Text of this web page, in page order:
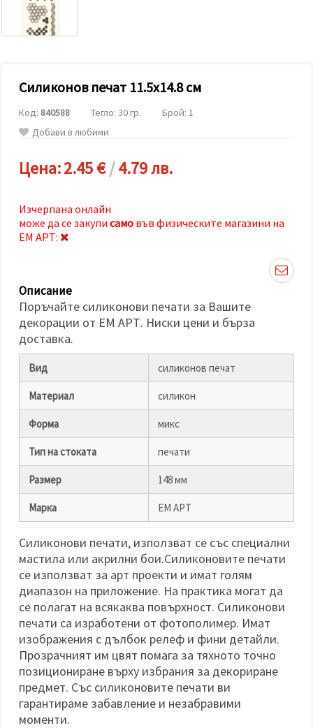
релевантно
съдържание
и реклами,
включително
за анализ
използваме
всички
натиснеш
"Приеми
всички!"
"Настройки",
като
избереш
дадения
"бисквитки"
и кликнеш
бутона
"Запази"
всички
Настройки
бисквитките
Силиконов печат 11.5x14.8 см
Код: 840588 Тегло: 30 гр.
Брой: 1
Добави в любими
Цена:2.45 €/4.79 лв.
Изчерпана онлайн
може да се закупи само във физическите магазини на
ЕМ АРТ:
Описание
Поръчайте силиконови печати за Вашите
декорации от ЕМ АРТ. Ниски цени и бърза
доставка.
Вид силиконов печат
Материал силикон
Форма микс
Тип на стоката печати
Размер 148 мм
Марка ЕМ АРТ
Силиконови печати, използват се със специални
мастила или акрилни бои.Силиконовите печати
се използват за арт проекти и имат голям
диапазон на приложение. На практика могат да
се полагат на всякаква повърхност. Силиконови
печати са изработени от фотополимер. Имат
изображения с дълбок релеф и фини детайли.
Прозрачният им цвят помага за тяхното точно
позициониране върху избрания за декориране
предмет. Със силиконовите печати ви
гарантираме забавление и незабравими
моменти.